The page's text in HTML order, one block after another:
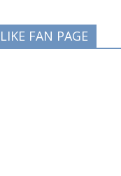
LIKE FAN PAGE